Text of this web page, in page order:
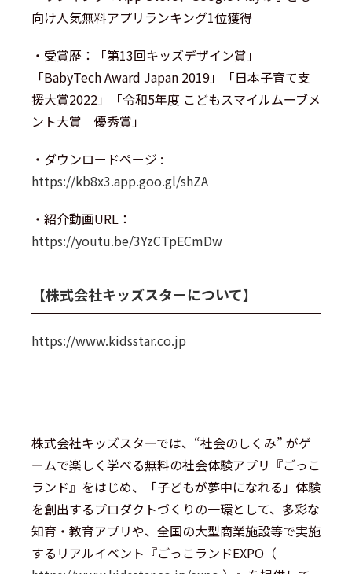
向け人気無料アプリランキング1位獲得
・受賞歴：「第13回キッズデザイン賞」
「BabyTech Award Japan 2019」「日本子育て支
援大賞2022」「令和5年度 こどもスマイルムーブメ
ント大賞 優秀賞」
・ダウンロードページ :
https://kb8x3.app.goo.gl/shZA
・紹介動画URL：
https://youtu.be/3YzCTpECmDw
【株式会社キッズスターについて】
https://www.kidsstar.co.jp
株式会社キッズスターでは、“社会のしくみ” がゲ
ームで楽しく学べる無料の社会体験アプリ『ごっこ
ランド』をはじめ、「子どもが夢中になれる」体験
を創出するプロダクトづくりの一環として、多彩な
知育・教育アプリや、全国の大型商業施設等で実施
するリアルイベント『ごっこランドEXPO（